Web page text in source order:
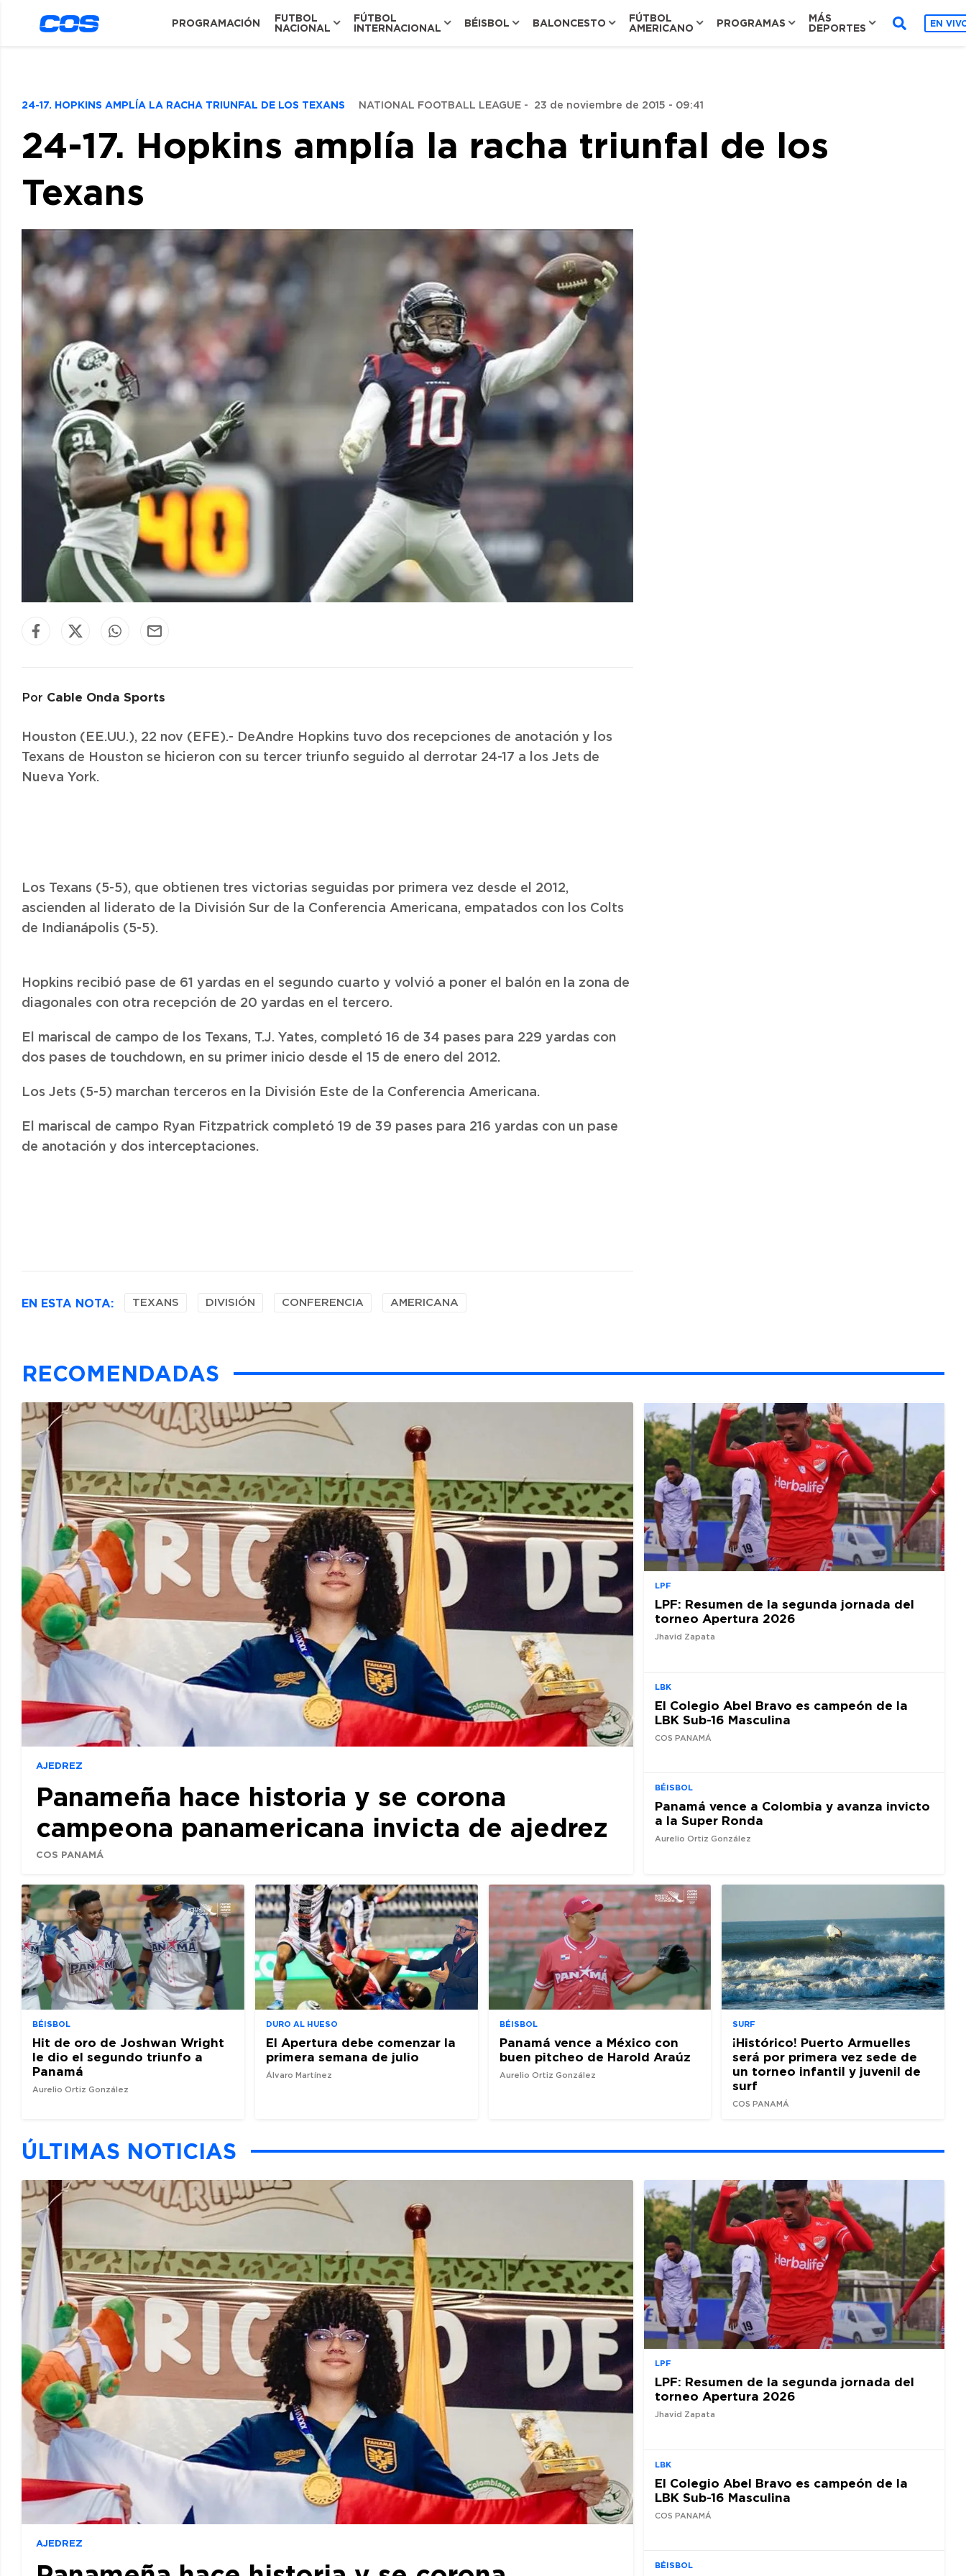
PROGRAMACIÓN
FUTBOL
NACIONAL
FÚTBOL
INTERNACIONAL
BÉISBOL BALONCESTO
FÚTBOL
AMERICANO
PROGRAMAS
MÁS
DEPORTES
EN
24-17. HOPKINS AMPLÍA LA RACHA TRIUNFAL DE LOS TEXANS NATIONAL FOOTBALL LEAGUE - 23 de noviembre de 2015 - 09:41
24-17. Hopkins amplía la racha triunfal de los
Texans
Por Cable Onda Sports
Houston (EE.UU.), 22 nov (EFE).- DeAndre Hopkins tuvo dos recepciones de anotación y los
Texans de Houston se hicieron con su tercer triunfo seguido al derrotar 24-17 a los Jets de
Nueva York.
Los Texans (5-5), que obtienen tres victorias seguidas por primera vez desde el 2012,
ascienden al liderato de la División Sur de la Conferencia Americana, empatados con los Colts
de Indianápolis (5-5).
Hopkins recibió pase de 61 yardas en el segundo cuarto y volvió a poner el balón en la zona de
diagonales con otra recepción de 20 yardas en el tercero.
El mariscal de campo de los Texans, T.J. Yates, completó 16 de 34 pases para 229 yardas con
dos pases de touchdown, en su primer inicio desde el 15 de enero del 2012.
Los Jets (5-5) marchan terceros en la División Este de la Conferencia Americana.
El mariscal de campo Ryan Fitzpatrick completó 19 de 39 pases para 216 yardas con un pase
de anotación y dos interceptaciones.
EN ESTA NOTA: TEXANS DIVISIÓN CONFERENCIA AMERICANA
RECOMENDADAS
AJEDREZ
Panameña hace historia y se corona
campeona panamericana invicta de ajedrez
COS PANAMÁ
LPF
LPF: Resumen de la segunda jornada del
torneo Apertura 2026
Jhavid Zapata
LBK
El Colegio Abel Bravo es campeón de la
LBK Sub-16 Masculina
COS PANAMÁ
BÉISBOL
Panamá vence a Colombia y avanza invicto
a la Super Ronda
Aurelio Ortiz González
BÉISBOL
Hit de oro de Joshwan Wright
le dio el segundo triunfo a
Panamá
Aurelio Ortiz González
DURO AL HUESO
El Apertura debe comenzar la
primera semana de julio
Álvaro Martínez
BÉISBOL
Panamá vence a México con
buen pitcheo de Harold Araúz
Aurelio Ortiz González
SURF
¡Histórico! Puerto Armuelles
será por primera vez sede de
un torneo infantil y juvenil de
surf
COS PANAMÁ
ÚLTIMAS NOTICIAS
AJEDREZ
LPF
LPF: Resumen de la segunda jornada del
torneo Apertura 2026
Jhavid Zapata
LBK
El Colegio Abel Bravo es campeón de la
LBK Sub-16 Masculina
COS PANAMÁ
BÉISBOL